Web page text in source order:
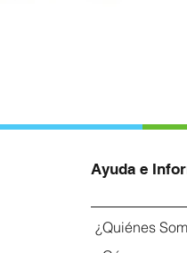
Ayuda e
¿Quiénes